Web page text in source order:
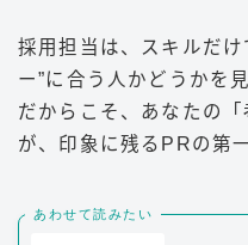
採用担当は、スキルだけ
ー”に合う人かどうかを
だからこそ、あなたの
が、印象に残るPRの第
あわせて読みたい